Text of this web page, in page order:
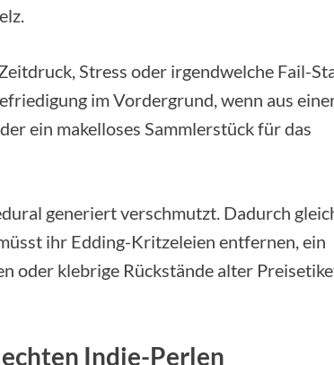
Stress oder irgendwelche Fail-
im Vordergrund, wenn aus
ein makelloses Sammlerstück für das
generiert verschmutzt. Dadurch
ihr Edding-Kritzeleien entfernen, ein
oder klebrige Rückstände alter
Indie-Perlen